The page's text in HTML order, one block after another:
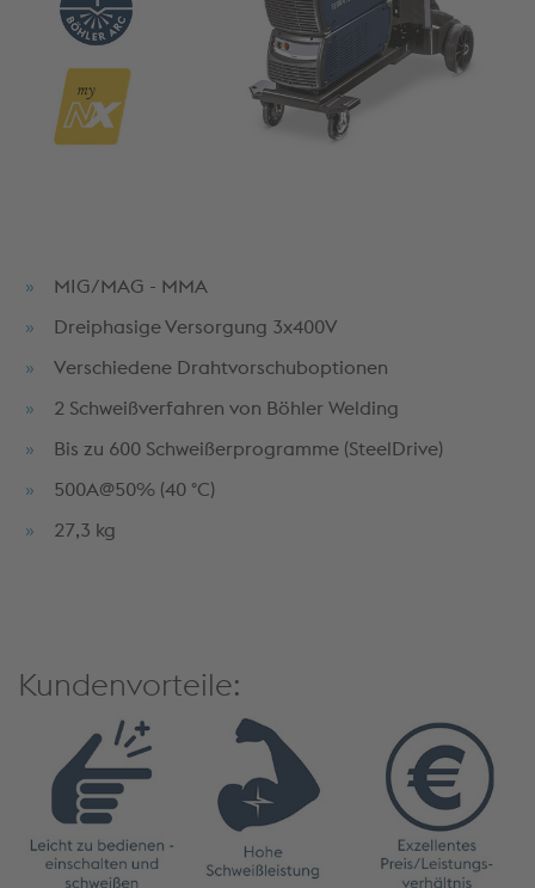
MIG/MAG - MMA
Dreiphasige Versorgung 3x400V
Verschiedene Drahtvorschuboptionen
2 Schweißverfahren von Böhler Welding
Bis zu 600 Schweißerprogramme (SteelDrive)
500A@50% (40 °C)
27,3 kg
Kundenvorteile: